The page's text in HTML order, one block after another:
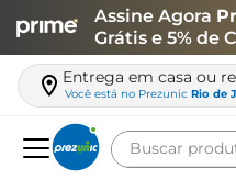
Assine Agora
Grátis e 5% de
Entrega em casa ou
Você está no Prezunic Rio de
Buscar